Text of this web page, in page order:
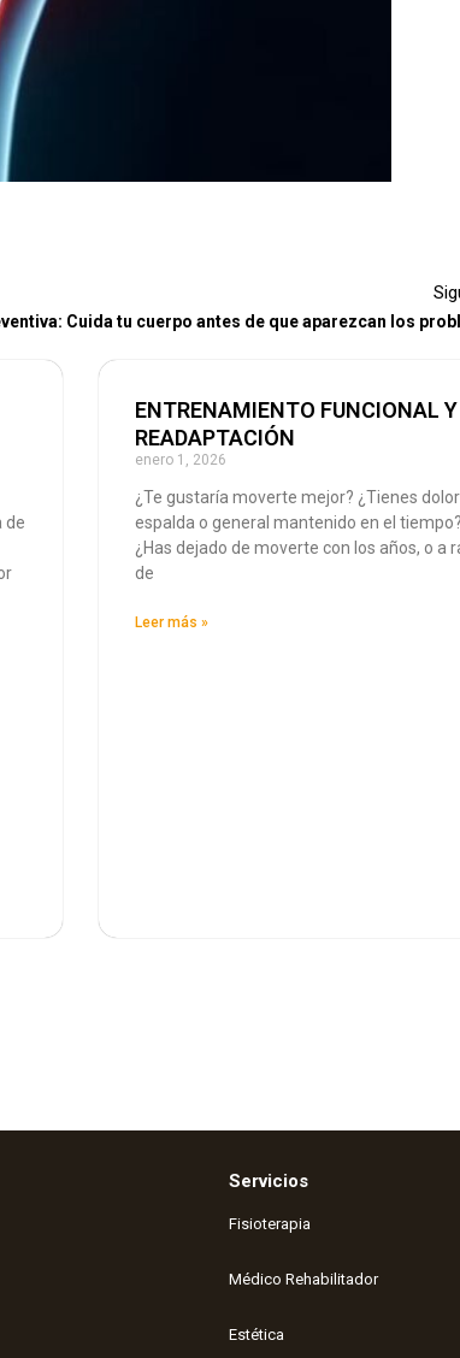
Cuida tu cuerpo antes de que aparezcan los
de
ENTRENAMIENTO FUNCIONAL Y
READAPTACIÓN
enero 1, 2026
¿Te gustaría moverte mejor? ¿Tienes
espalda o general mantenido en el tiempo?
¿Has dejado de moverte con los años, o a
de
Leer más »
Servicios
Fisioterapia
Médico Rehabilitador
Estética